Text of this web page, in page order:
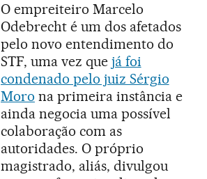
O empreiteiro Marcelo
Odebrecht é um dos afetados
pelo novo entendimento do
STF, uma vez que já foi
condenado pelo juiz Sérgio
Moro na primeira instância e
ainda negocia uma possível
colaboração com as
autoridades. O próprio
magistrado, aliás, divulgou